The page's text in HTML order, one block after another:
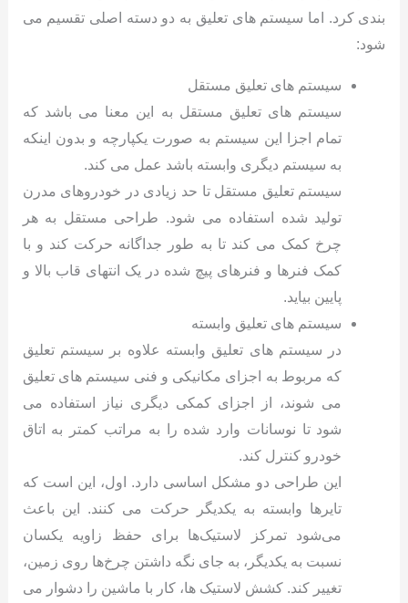
بندی کرد. اما سیستم های تعلیق به دو دسته اصلی تقسیم می
شود:
سیستم های تعلیق مستقل
سیستم های تعلیق مستقل به این معنا می باشد که
تمام اجزا این سیستم به صورت یکپارچه و بدون اینکه
به سیستم دیگری وابسته باشد عمل می کند.
سیستم تعلیق مستقل تا حد زیادی در خودروهای مدرن
تولید شده استفاده می شود. طراحی مستقل به هر
چرخ کمک می کند تا به طور جداگانه حرکت کند و با
کمک فنرها و فنرهای پیچ شده در یک انتهای قاب بالا و
پایین بیاید.
سیستم های تعلیق وابسته
در سیستم های تعلیق وابسته علاوه بر سیستم تعلیق
که مربوط به اجزای مکانیکی و فنی سیستم های تعلیق
می شوند، از اجزای کمکی دیگری نیاز استفاده می
شود تا نوسانات وارد شده را به مراتب کمتر به اتاق
خودرو کنترل کند.
این طراحی دو مشکل اساسی دارد. اول، این است که
تایرها وابسته به یکدیگر حرکت می کنند. این باعث
می‌شود تمرکز لاستیک‌ها برای حفظ زاویه یکسان
نسبت به یکدیگر، به جای نگه داشتن چرخ‌ها روی زمین،
تغییر کند. کشش لاستیک ها، کار با ماشین را دشوار می